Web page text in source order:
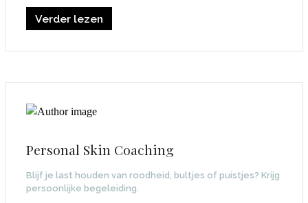
Verder lezen
Personal Skin Coaching
Blijf je last houden van roodheid, bultjes of puistjes? Krijg
persoonlijke begeleiding.